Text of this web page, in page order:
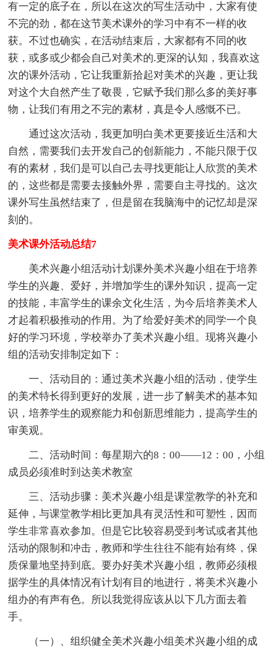
有一定的底子在，所以在这次的写生活动中，大家有使
不完的劲，都在这节美术课外的学习中有不一样的收
获。不过也确实，在活动结束后，大家都有不同的收
获，或多或少都会自己对美术的.更深的认知，我喜欢这
次的课外活动，它让我重新拾起对美术的兴趣，更让我
对这个大自然产生了敬畏，它赋予我们那么多的美好事
物，让我们有用之不完的素材，真是令人感慨不已。
通过这次活动，我更加明白美术更要接近生活和大
自然，需要我们去开发自己的创新能力，不能只限于仅
有的素材，我们是可以自己去寻找更能让人欣赏的美术
的，这些都是需要去接触外界，需要自主寻找的。这次
课外写生虽然结束了，但是留在我脑海中的记忆却是深
刻的。
美术课外活动总结7
美术兴趣小组活动计划课外美术兴趣小组在于培养
学生的兴趣、爱好，并增加学生的课外知识，提高一定
的技能，丰富学生的课余文化生活，为今后培养美术人
才起着积极推动的作用。为了给爱好美术的同学一个良
好的学习环境，学校举办了美术兴趣小组。现将兴趣小
组的活动安排制定如下：
一、活动目的：通过美术兴趣小组的活动，使学生
的美术特长得到更好的发展，进一步了解美术的基本知
识，培养学生的观察能力和创新思维能力，提高学生的
审美观。
二、活动时间：每星期六的8：00——12：00，小组
成员必须准时到达美术教室
三、活动步骤：美术兴趣小组是课堂教学的补充和
延伸，与课堂教学相比更加具有灵活性和可塑性，因而
学生非常喜欢参加。但是它比较容易受到考试或者其他
活动的限制和冲击，教师和学生往往不能有始有终，保
质保量地坚持到底。要办好美术兴趣小组，教师必须根
据学生的具体情况有计划有目的地进行，将美术兴趣小
组办的有声有色。所以我觉得应该从以下几方面去着
手。
（一）、组织健全美术兴趣小组美术兴趣小组的成